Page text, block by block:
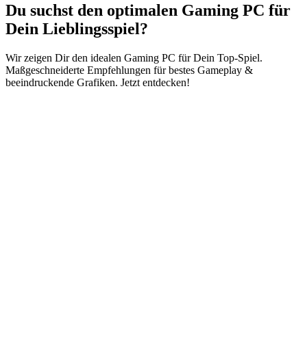
Du suchst den optimalen Gaming PC für
Dein Lieblingsspiel?
Wir zeigen Dir den idealen Gaming PC für Dein Top-Spiel.
Maßgeschneiderte Empfehlungen für bestes Gameplay &
beeindruckende Grafiken. Jetzt entdecken!